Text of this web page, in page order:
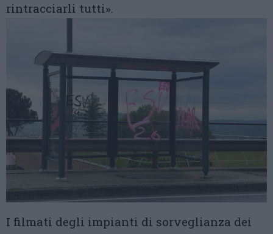
rintracciarli tutti».
I filmati degli impianti di sorveglianza dei